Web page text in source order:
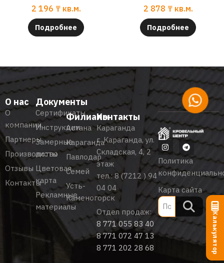
2 196 ₸ кв.м.
Подробнее
2 878 ₸ кв.м.
Подробнее
О нас
О
компании
Партнеры
Производство
Отзывы
Контакты
Документы
Сертификаты
Инструкции
Замерные
листы
Цветовая
карта
Рекламные
материалы
Филиалы
Астана
Караганда
Павлодар
Семей
Усть-
Каменогорск
Контакты
Караганда
г. Караганда, ул.
Складская, 4, 2
этаж
тел.:8 (7212 ) 94
04 04
Отдел продаж:
8 771 055 83 40
8 771 072 47 13
8 771 202 28 68
Политика
Карта сайта
Калькулятор